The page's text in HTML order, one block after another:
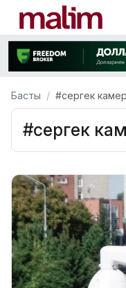
Басты #сергек
#сергек